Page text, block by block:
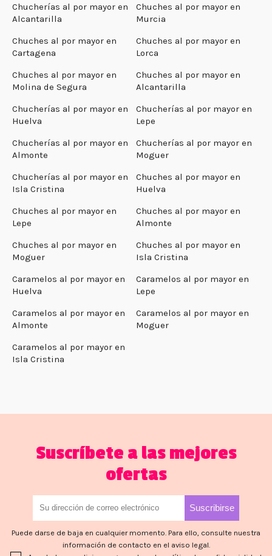
Chucherías al por mayor en
Alcantarilla
Chuches al por mayor en
Murcia
Chuches al por mayor en
Cartagena
Chuches al por mayor en
Lorca
Chuches al por mayor en
Molina de Segura
Chuches al por mayor en
Alcantarilla
Chucherías al por mayor en
Huelva
Chucherías al por mayor en
Lepe
Chucherías al por mayor en
Almonte
Chucherías al por mayor en
Moguer
Chucherías al por mayor en
Isla Cristina
Chuches al por mayor en
Huelva
Chuches al por mayor en
Lepe
Chuches al por mayor en
Almonte
Chuches al por mayor en
Moguer
Chuches al por mayor en
Isla Cristina
Caramelos al por mayor en
Huelva
Caramelos al por mayor en
Lepe
Caramelos al por mayor en
Almonte
Caramelos al por mayor en
Moguer
Caramelos al por mayor en
Isla Cristina
Suscríbete a las mejores
ofertas
Puede darse de baja en cualquier momento. Para ello, consulte nuestra
información de contacto en el aviso legal.